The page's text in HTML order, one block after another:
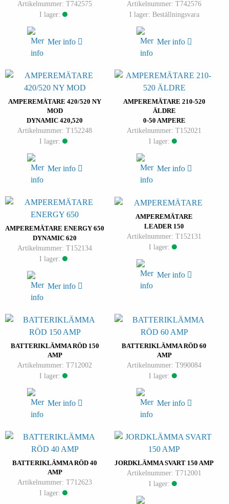
Artikelnummer: T742575
I lager:
Mer info
Artikelnummer: T742576
I lager: Beställningsvara
Mer info
AMPEREMÄTARE 420/520 NY
MOD
DYNAMIC 420,520
Artikelnummer: T152248
I lager:
Mer info
AMPEREMÄTARE 210-520
ÄLDRE
0-50 AMPERE
Artikelnummer: T152021
I lager:
Mer info
AMPEREMÄTARE ENERGY 650
DYNAMIC 620
Artikelnummer: T152134
I lager:
Mer info
AMPEREMÄTARE
LEADER 150
Artikelnummer: T152131
I lager:
Mer info
BATTERIKLÄMMA RÖD 150
AMP
Artikelnummer: T712002
I lager:
Mer info
BATTERIKLÄMMA RÖD 60
AMP
Artikelnummer: T990084
I lager:
Mer info
BATTERIKLÄMMA RÖD 40
AMP
Artikelnummer: T712623
I lager:
JORDKLÄMMA SVART 150 AMP
Artikelnummer: T712001
I lager: